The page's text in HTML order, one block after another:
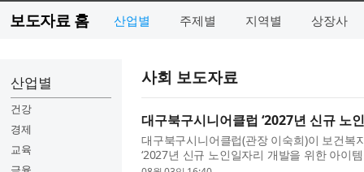
보도자료 홈 산업별 주제별 지역별 상장사
산업별
건강
경제
교육
사회 보도자료
대구북구시니어클럽 ‘2027년 신규 노
대구북구시니어클럽(관장 이숙희)이 보건복
‘2027년 신규 노인일자리 개발을 위한 아이